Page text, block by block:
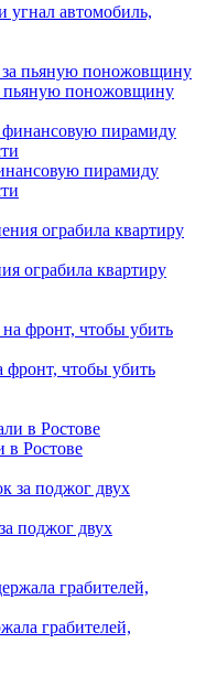
угнал автомобиль,
пьяную поножовщину
пирамиду
ограбила квартиру
фронт, чтобы убить
в Ростове
поджог двух
грабителей,